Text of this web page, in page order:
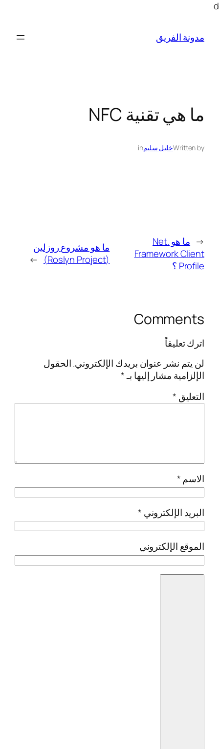
dتخطى
مدونة الفريق
ما هي تقنية NFC
Written byخليل سليمin
←
ما هو .Net
Framework Client
Profile ؟
ما هو مشروع روزلين
(Roslyn Project)
→
Comments
اترك تعليقاً
لن يتم نشر عنوان بريدك الإلكتروني.الحقول
الإلزامية مشار إليها بـ*
التعليق *
الاسم*
البريد الإلكتروني *
الموقع الإلكتروني